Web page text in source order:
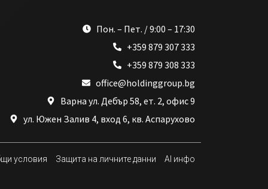
Пон. – Пет. / 9:00 – 17:30
+359 879 307 333
+359 879 308 333
office@holdinggroup.bg
Варна ул. Дебър 58, ет. 2, офис 9
ул. Южен Залив 4, вход 6, кв. Аспарухово
условия Защита на личните данни AI инфо